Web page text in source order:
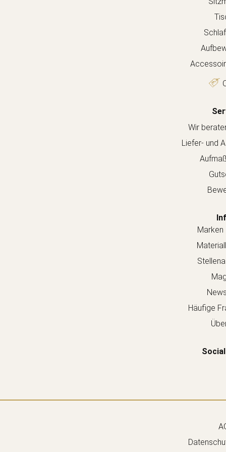
Wir
Liefer- und
Marken
Häufige